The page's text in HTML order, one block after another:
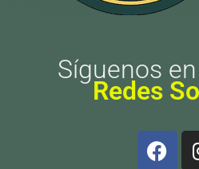
Síguenos
Redes
F
a